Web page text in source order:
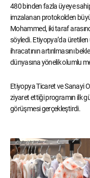
480 binden fazla üyeye
imzalanan protokolden
Mohammed, iki taraf
söyledi. Etiyopya’da
ihracatının artırılmasını
dünyasına yönelik olumlu
Etiyopya Ticaret ve Sanayi
ziyaret ettiği programın ilk
görüşmesi gerçekleştirdi.